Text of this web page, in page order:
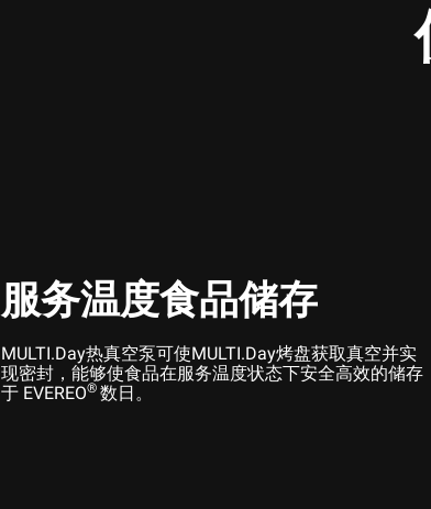
服务温度食品储存
MULTI.Day热真空泵可使MULTI.Day烤盘获取真空并实
现密封，能够使食品在服务温度状态下安全高效的储存
于 EVEREO® 数日。